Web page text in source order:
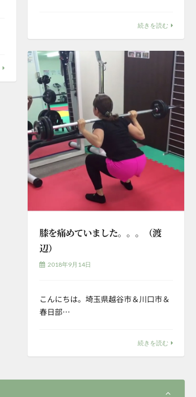
続きを読む
膝を痛めていました。。。（渡
辺）
2018年9月14日
こんにちは。埼玉県越谷市＆川口市＆
春日部…
続きを読む